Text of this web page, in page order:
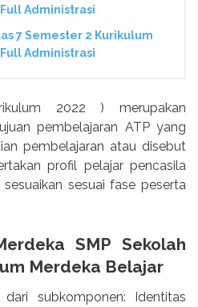
Administrasi
7 Semester 2 Kurikulum
Administrasi
2022 ) merupakan
pembelajaran ATP yang
pembelajaran atau disebut
profil pelajar pencasila
sesuai fase peserta
SMP Sekolah
Merdeka Belajar
subkomponen: Identitas